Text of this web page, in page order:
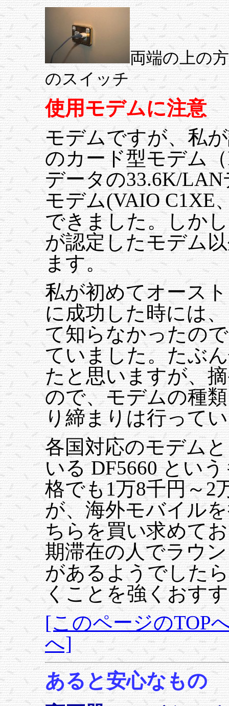
両端の上の
のスイッチ
使用モデムに注意
モデムですが、私
のカード型モデム
データの33.6K/
モデム(VAIO C1XE
できました。しか
が認定したモデム
ます。
私が初めてオース
に成功した時には
て知らなかったの
ていました。たぶ
たと思いますが、
ので、モデムの種
り締まりは行って
各国対応のモデム
いる DF5660 とい
格でも1万8千円～2
が、海外モバイル
ちらを買い求めて
期滞在の人でラウ
があるようでした
くことを強くおす
[このページのTOP
へ]
あると安心なもの